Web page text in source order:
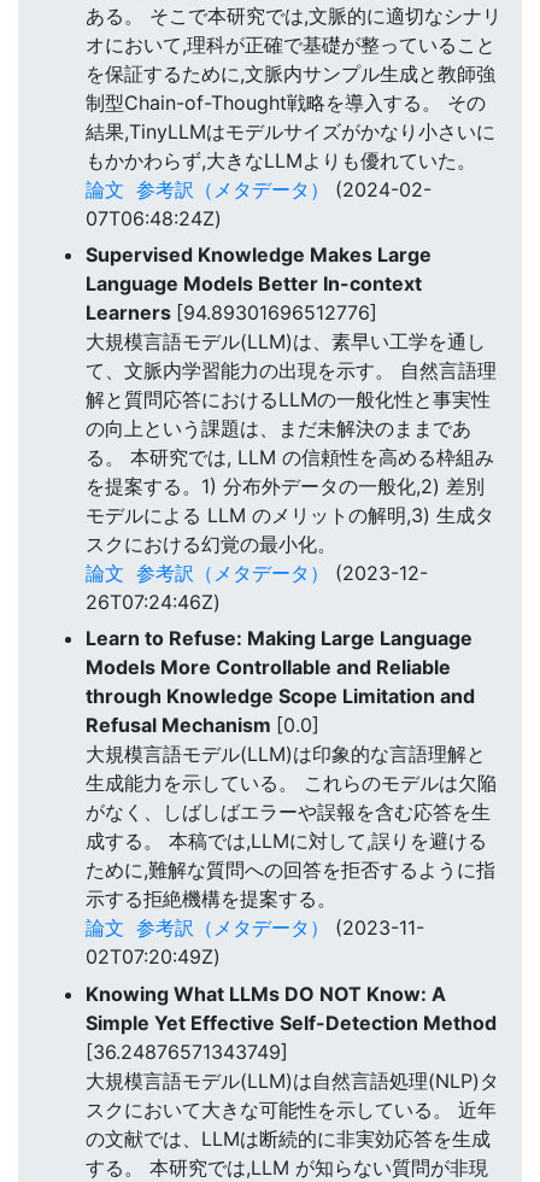
ある。 そこで本研究では,文脈的に適切なシナリ
オにおいて,理科が正確で基礎が整っていること
を保証するために,文脈内サンプル生成と教師強
制型Chain-of-Thought戦略を導入する。 その
結果,TinyLLMはモデルサイズがかなり小さいに
もかかわらず,大きなLLMよりも優れていた。
論文 参考訳（メタデータ）
(2024-02-
07T06:48:24Z)
Supervised Knowledge Makes Large
Language Models Better In-context
Learners [94.89301696512776]
大規模言語モデル(LLM)は、素早い工学を通し
て、文脈内学習能力の出現を示す。 自然言語理
解と質問応答におけるLLMの一般化性と事実性
の向上という課題は、まだ未解決のままであ
る。 本研究では, LLM の信頼性を高める枠組み
を提案する。1) 分布外データの一般化,2) 差別
モデルによる LLM のメリットの解明,3) 生成タ
スクにおける幻覚の最小化。
論文 参考訳（メタデータ）
(2023-12-
26T07:24:46Z)
Learn to Refuse: Making Large Language
Models More Controllable and Reliable
through Knowledge Scope Limitation and
Refusal Mechanism [0.0]
大規模言語モデル(LLM)は印象的な言語理解と
生成能力を示している。 これらのモデルは欠陥
がなく、しばしばエラーや誤報を含む応答を生
成する。 本稿では,LLMに対して,誤りを避ける
ために,難解な質問への回答を拒否するように指
示する拒絶機構を提案する。
論文 参考訳（メタデータ）
(2023-11-
02T07:20:49Z)
Knowing What LLMs DO NOT Know: A
Simple Yet Effective Self-Detection Method
[36.24876571343749]
大規模言語モデル(LLM)は自然言語処理(NLP)タ
スクにおいて大きな可能性を示している。 近年
の文献では、LLMは断続的に非実効応答を生成
する。 本研究では,LLM が知らない質問が非現